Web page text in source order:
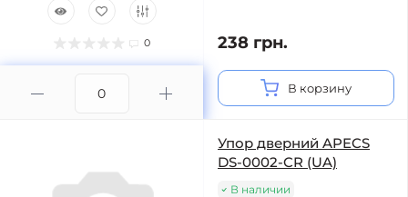
0 238 грн.
В корзину
Упор дверний APECS
DS-0002-CR (UA)
В наличии